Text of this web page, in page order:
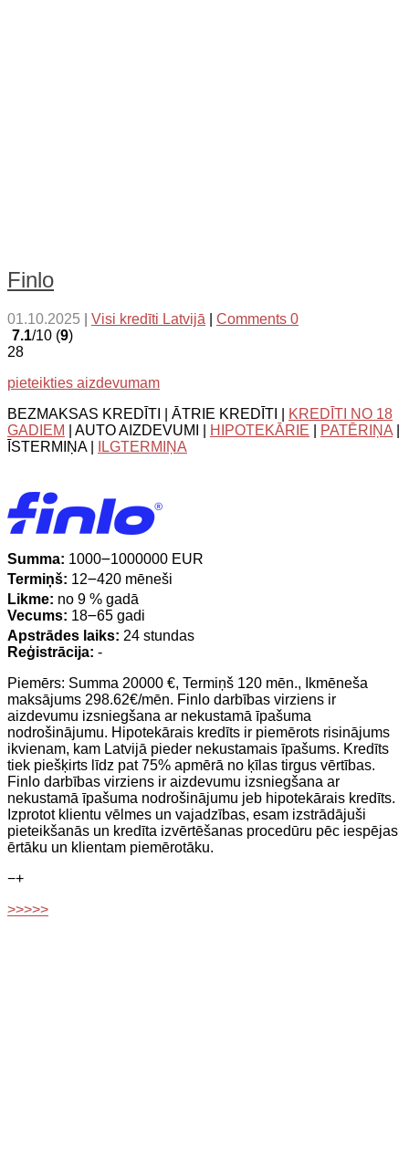
Finlo
01.10.2025 Visi kredīti Latvijā
Comments 0
7.1/10 (9)
28
pieteikties aizdevumam
BEZMAKSAS KREDĪTI | ĀTRIE KREDĪTI |
KREDĪTI NO 18
GADIEM
| AUTO AIZDEVUMI | HIPOTEKĀRIE PATĒRIŅA
ĪSTERMIŅA |
ILGTERMIŅA
Summa: 1000౼1000000 EUR
Termiņš: 12౼420 mēneši
Likme: no 9 % gadā
Vecums: 18౼65 gadi
Apstrādes laiks: 24 stundas
Reģistrācija: -
Piemērs: Summa 20000 €, Termiņš 120 mēn., Ikmēneša
maksājums 298.62€/mēn. Finlo darbības virziens ir
aizdevumu izsniegšana ar nekustamā īpašuma
nodrošinājumu. Hipotekārais kredīts ir piemērots risinājums
ikvienam, kam Latvijā pieder nekustamais īpašums. Kredīts
tiek piešķirts līdz pat 75% apmērā no ķīlas tirgus vērtības.
Finlo darbības virziens ir aizdevumu izsniegšana ar
nekustamā īpašuma nodrošinājumu jeb hipotekārais kredīts.
Izprotot klientu vēlmes un vajadzības, esam izstrādājuši
pieteikšanās un kredīta izvērtēšanas procedūru pēc iespējas
ērtāku un klientam piemērotāku.
−+
>>>>>